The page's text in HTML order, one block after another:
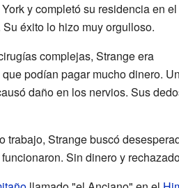
y completó su residencia en el
éxito lo hizo muy orgulloso.
complejas, Strange era
podían pagar mucho dinero.
daño en los nervios. Sus
trabajo, Strange buscó
Sin dinero y